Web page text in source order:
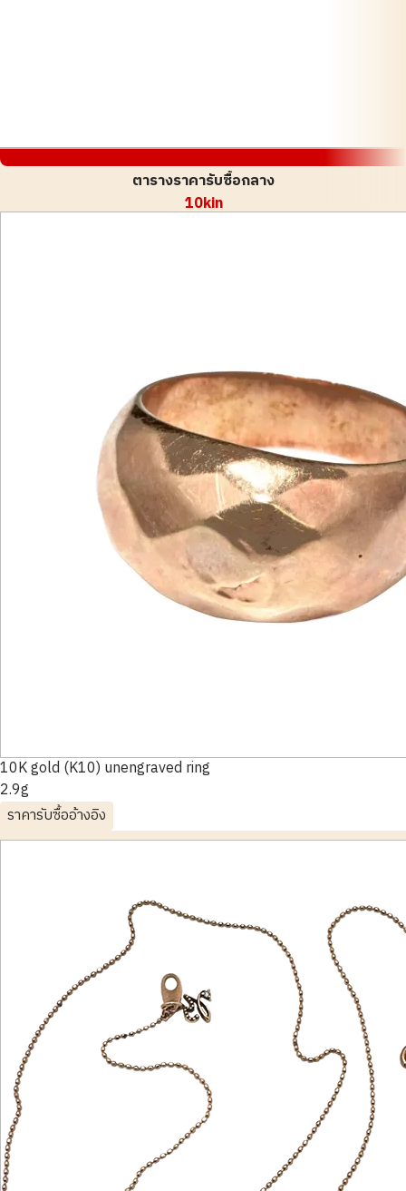
ตารางราคารับซื้อกลาง
10kin
10K gold (K10) unengraved ring
2.9g
ราคารับซื้ออ้างอิง